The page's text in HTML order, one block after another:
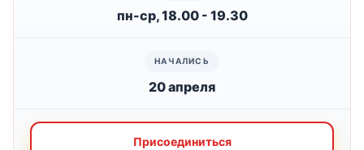
пн-ср, 18.00 - 19.30
20 апреля
Присоединиться